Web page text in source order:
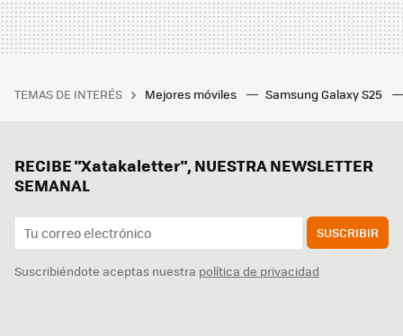
TEMAS DE INTERÉS Mejores móviles Samsung Galaxy S25
RECIBE "Xatakaletter", NUESTRA NEWSLETTER
SEMANAL
SUSCRIBIR
Suscribiéndote aceptas nuestra política de privacidad